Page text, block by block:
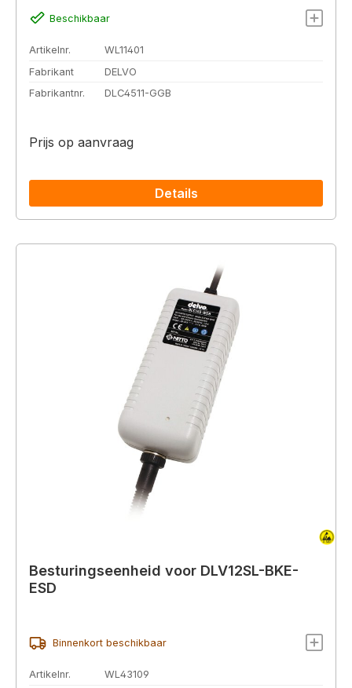
Beschikbaar
Artikelnr.
WL11401
Fabrikant
DELVO
Fabrikantnr.
DLC4511-GGB
Prijs op aanvraag
Details
Besturingseenheid voor DLV12SL-BKE-
ESD
Binnenkort beschikbaar
Artikelnr.
WL43109